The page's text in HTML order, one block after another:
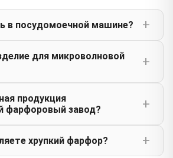
в посудомоечной машине?
для микроволновой
продукция
фарфоровый завод?
хрупкий фарфор?